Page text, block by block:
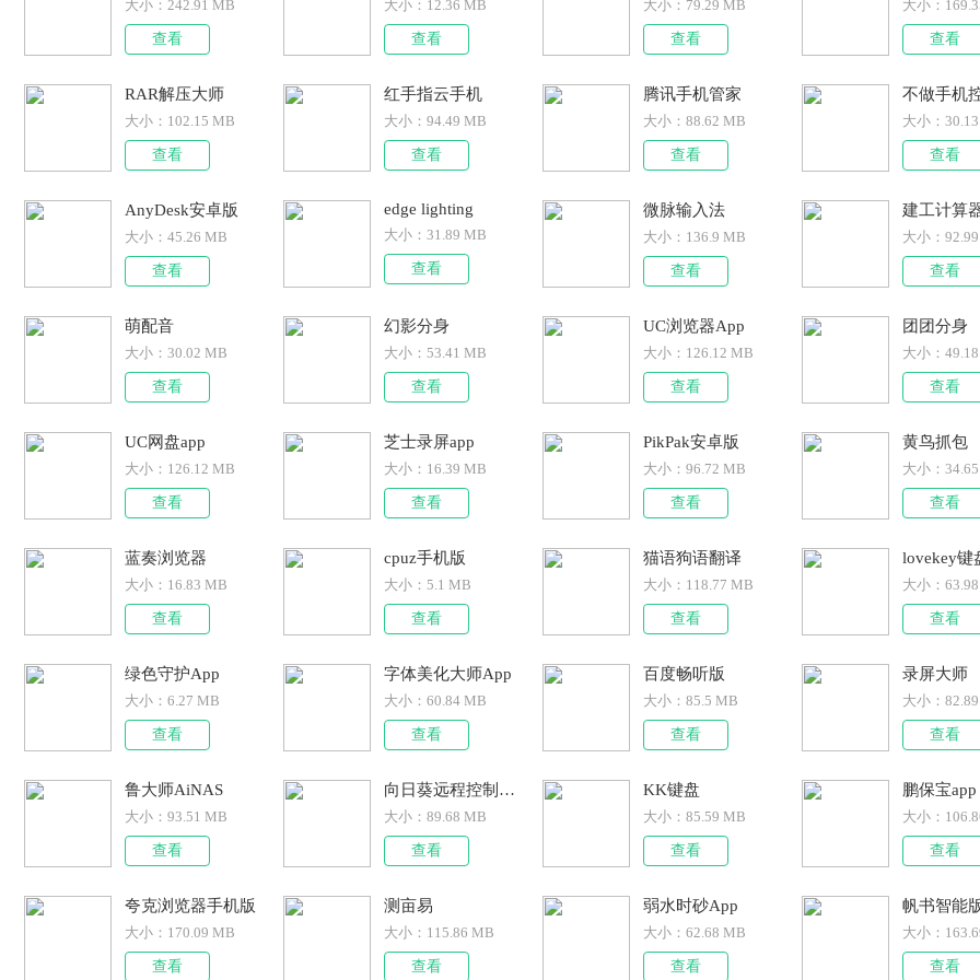
大小： 242.91 MB
查看
大小： 12.36 MB
查看
大小： 79.29 MB
查看
大小：
查看
RAR解压大师
大小： 102.15 MB
查看
红手指云手机
大小： 94.49 MB
查看
腾讯手机管家
大小： 88.62 MB
查看
不做手机
大小：
查看
AnyDesk安卓版
大小： 45.26 MB
查看
edge lighting
大小： 31.89 MB
查看
微脉输入法
大小： 136.9 MB
查看
建工计算
大小：
查看
萌配音
大小： 30.02 MB
查看
幻影分身
大小： 53.41 MB
查看
UC浏览器App
大小： 126.12 MB
查看
团团分身
大小：
查看
UC网盘app
大小： 126.12 MB
查看
芝士录屏app
大小： 16.39 MB
查看
PikPak安卓版
大小： 96.72 MB
查看
黄鸟抓包
大小：
查看
蓝奏浏览器
大小： 16.83 MB
查看
cpuz手机版
大小： 5.1 MB
查看
猫语狗语翻译
大小： 118.77 MB
查看
lovekey键
大小：
查看
绿色守护App
大小： 6.27 MB
查看
字体美化大师App
大小： 60.84 MB
查看
百度畅听版
大小： 85.5 MB
查看
录屏大师
大小：
查看
鲁大师AiNAS
大小： 93.51 MB
查看
向日葵远程控制手机版
大小： 89.68 MB
查看
KK键盘
大小： 85.59 MB
查看
鹏保宝app
大小：
查看
夸克浏览器手机版
大小： 170.09 MB
查看
测亩易
大小： 115.86 MB
查看
弱水时砂App
大小： 62.68 MB
查看
帆书智能
大小：
查看